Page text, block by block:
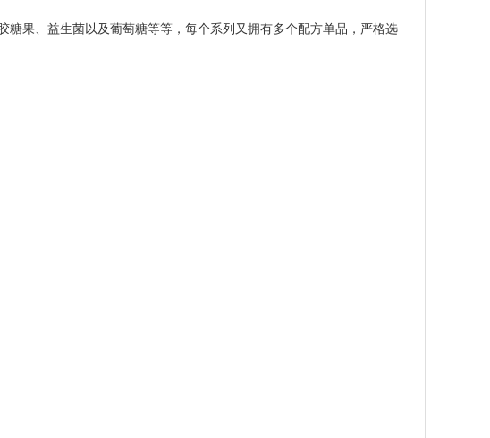
果、益生菌以及葡萄糖等等，每个系列又拥有多个配方单品，严格选